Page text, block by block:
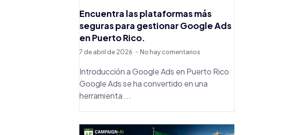
Encuentra las plataformas más
seguras para gestionar Google Ads
en Puerto Rico.
7 de abril de 2026 No hay comentarios
Introducción a Google Ads en Puerto Rico
Google Ads se ha convertido en una
herramienta ...